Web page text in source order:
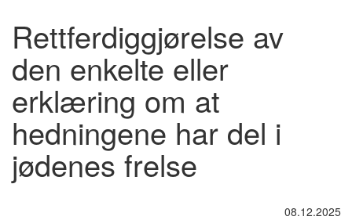
Rettferdiggjørelse av
den enkelte eller
erklæring om at
hedningene har del i
jødenes frelse
08.12.2025